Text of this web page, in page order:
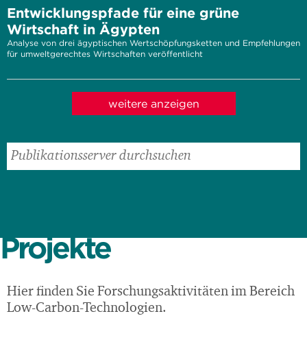
Entwicklungspfade für eine grüne
Wirtschaft in Ägypten
Analyse von drei ägyptischen Wertschöpfungsketten und Empfehlungen
für umweltgerechtes Wirtschaften veröffentlicht
weitere anzeigen
Projekte
Hier finden Sie Forschungsaktivitäten im Bereich
Low-Carbon-Technologien.